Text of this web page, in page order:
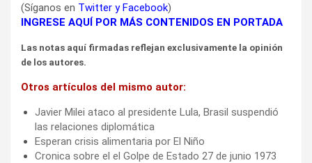
(Síganos en Twitter yFacebook)
INGRESE AQUÍ POR MÁS CONTENIDOS EN PORTADA
Las notas aquí firmadas reflejan exclusivamente la opinión
de los autores.
Otros artículos del mismo autor:
Javier Milei ataco al presidente Lula, Brasil suspendió
las relaciones diplomática
Esperan crisis alimentaria por El Niño
Cronica sobre el el Golpe de Estado 27 de junio 1973